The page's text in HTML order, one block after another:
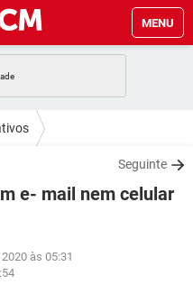
MENU
FACEBOOK
GMAIL
WHATSAPP
WHATSAPP
EXCEL
FACEBOOK
Seguinte
e- mail nem celular
às 05:31